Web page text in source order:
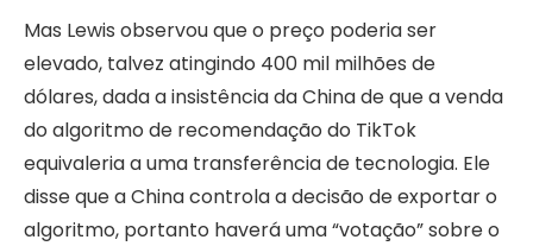
Mas Lewis observou que o preço poderia ser
elevado, talvez atingindo 400 mil milhões de
dólares, dada a insistência da China de que a venda
do algoritmo de recomendação do TikTok
equivaleria a uma transferência de tecnologia. Ele
disse que a China controla a decisão de exportar o
algoritmo, portanto haverá uma “votação” sobre o